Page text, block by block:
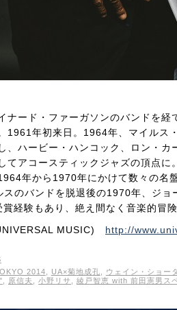
ナード・ファーガソンのバンドを
1961年初来日。1964年、マイルス
、ハービー・ハンコック、ロン・
てアコースティックジャズの頂点
年から1970年にかけて数々の
のバンドを脱退後の1970年、ジョ
経験もあり、絶え間なく音楽的冒
MUSIC) http://
2014 UA×菊地成孔
ウェイン・ショー
原信夫 小野リサ 綾戸智恵 with 前田憲男ス